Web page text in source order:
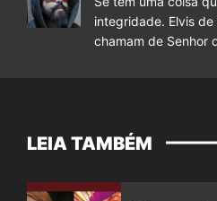
integridade. Elvis
chamam de Senhor
LEIA TAMBÉM